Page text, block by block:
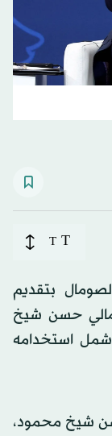
T
T
بتقديم
حسن شيخ
استخدامه
شيخ محمود،